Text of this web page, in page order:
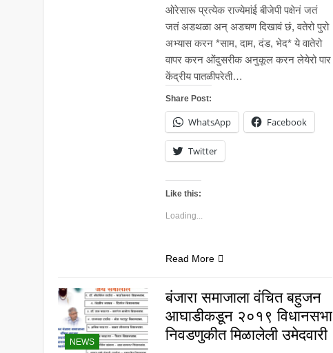
ओरेसारू प्रत्येक राज्येमांई बीजेपी पक्षेनं जतं
जतं अडथळा अन् अडचण दिखावं छं, वतेरो पुरो
अभ्यास करन *साम, दाम, दंड, भेद* ये वातेरो
वापर करन ओंदुसरीक अनुकूल करन लेयेरो पार
केंद्रीय पातळीपरेती…
Share Post:
WhatsApp Facebook
Twitter
Like this:
Loading...
Read More
NEWS
बंजारा समाजाला वंचित बहुजन
आघाडीकडून २०१९ विधानसभा
निवडणुकीत मिळालेली उमेदवारी